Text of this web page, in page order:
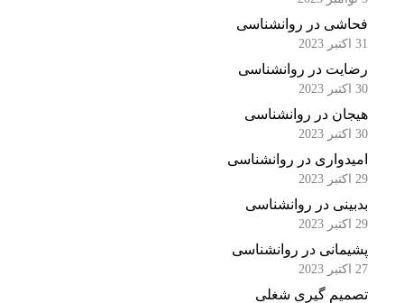
فحاشی در روانشناسی
رضایت در روانشناسی
هیجان در روانشناسی
امیدواری در روانشناسی
بدبینی در روانشناسی
پشیمانی در روانشناسی
تصمیم گیری شغلی